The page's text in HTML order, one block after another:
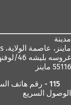
مدينة
ماينز، عاصمة الولاية،
غروسه بليشه 46/لوفنهوفشتراسه 1،
55116 ماينز
115 - رقم هاتف السلطات
الوصول السريع